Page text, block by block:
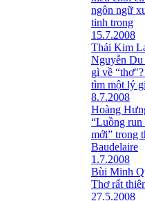
ngôn ngữ
tinh trong
15.7.2008
Thái Kim
Nguyễn Du
gì về
tìm một lý
8.7.2008
Hoàng
“Luồng run
mới” trong
Baudelaire
1.7.2008
Bùi Minh
Thơ rất
27.5.2008